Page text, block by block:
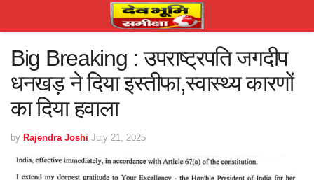
Big Breaking : उपराष्ट्रपति जगदीप
धनखड़ ने दिया इस्तीफा,स्वास्थ्य कारणों
का दिया हवाला
by Rajendra Joshi July 21, 2025